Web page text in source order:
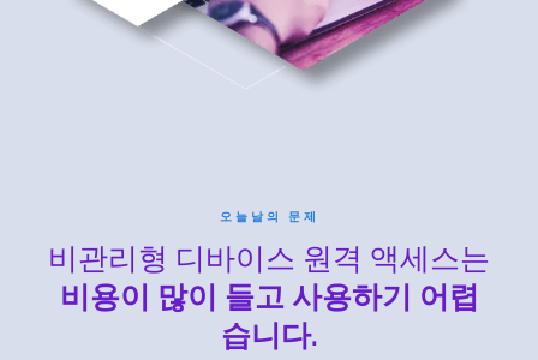
오늘날의 문제
비관리형 디바이스 원격 액세스는
비용이 많이 들고 사용하기 어렵
습니다.